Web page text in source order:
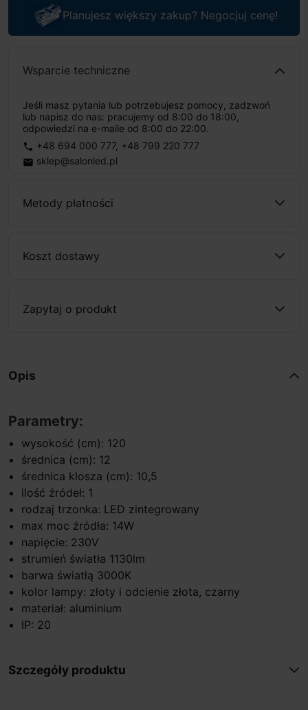
Planujesz większy zakup? Negocjuj cenę!
Wsparcie techniczne
Jeśli masz pytania lub potrzebujesz pomocy, zadzwoń
lub napisz do nas: pracujemy od 8:00 do 18:00,
odpowiedzi na e-maile od 8:00 do 22:00.
phone +48 694 000 777, +48 799 220 777
email sklep@salonled.pl
Metody płatności
Koszt dostawy
Zapytaj o produkt
Opis
Parametry:
wysokość (cm): 120
średnica (cm): 12
średnica klosza (cm): 10,5
ilość źródeł: 1
rodzaj trzonka: LED zintegrowany
max moc źródła: 14W
napięcie: 230V
strumień światła 1130lm
barwa światłą 3000K
kolor lampy: złoty i odcienie złota, czarny
materiał: aluminium
IP: 20
Szczegóły produktu